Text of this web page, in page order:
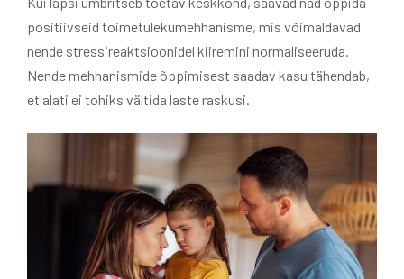
positiivseid toimetulekumehhanisme, mis võimaldavad
nende stressireaktsioonidel kiiremini normaliseeruda.
Nende mehhanismide õppimisest saadav kasu tähendab,
et alati ei tohiks vältida laste raskusi.